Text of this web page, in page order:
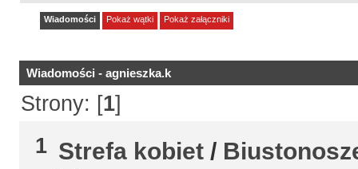
Wiadomości Pokaż wątki Pokaż załączniki
Wiadomości - agnieszka.k
Strony: [1]
1 Strefa kobiet /